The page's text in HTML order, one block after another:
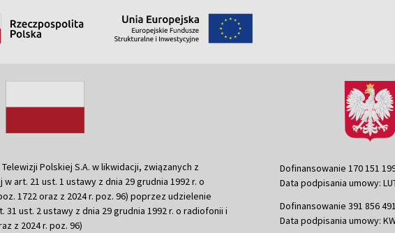
Polskiej S.A. w likwidacji, związanych z
art. 21 ust. 1 ustawy z dnia 29 grudnia 1992 r. o
1722 oraz z 2024 r. poz. 96) poprzez udzielenie
ust. 2 ustawy z dnia 29 grudnia 1992 r. o radiofonii i
z 2024 r. poz. 96)
Dofinansowanie 170 151
Data podpisania umowy:
Dofinansowanie 391 856
Data podpisania umowy: